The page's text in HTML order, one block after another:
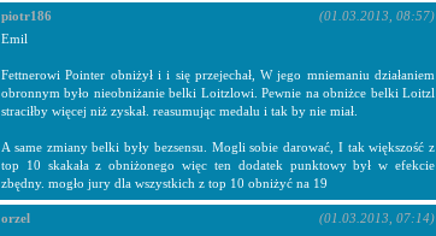
piotr186
Emil
Fettnerowi Pointer obniżył i i się przejechał, W jego mniemaniu działaniem
obronnym było nieobniżanie belki Loitzlowi. Pewnie na obniżce belki Loitzl
straciłby więcej niż zyskał. reasumując medalu i tak by nie miał.
A same zmiany belki były bezsensu. Mogli sobie darować, I tak większość z
top 10 skakała z obniżonego więc ten dodatek punktowy był w efekcie
zbędny. mogło jury dla wszystkich z top 10 obniżyć na 19
(01.03.2013, 08:57)
orzel
(01.03.2013, 07:14)